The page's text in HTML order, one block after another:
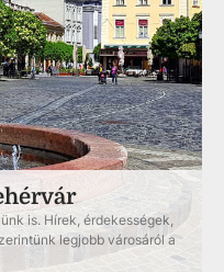
is. Hírek, érdekességek,
legjobb városáról a